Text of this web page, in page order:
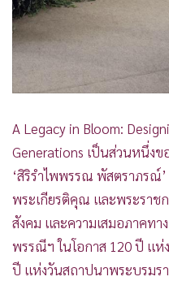
A Legacy in Bloom:
Generations เป็นส่วนหนึ่งข
‘สิริรำไพพรรณ พัสตราภรณ์
พระเกียรติคุณ และพระรา
สังคม และความเสมอภาคทา
พรรณีฯ ในโอกาส 120 ปี แห่
ปี แห่งวันสถาปนาพระบรมร